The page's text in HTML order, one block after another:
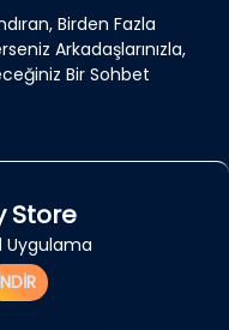
Birden Fazla
Arkadaşlarınızla,
Bir Sohbet
Store
Uygulama